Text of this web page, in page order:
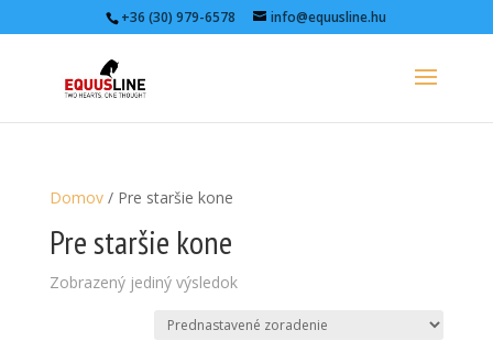
+36 (30) 979-6578 info@equusline.hu
Domov/ Pre staršie kone
Pre staršie kone
Zobrazený jediný výsledok